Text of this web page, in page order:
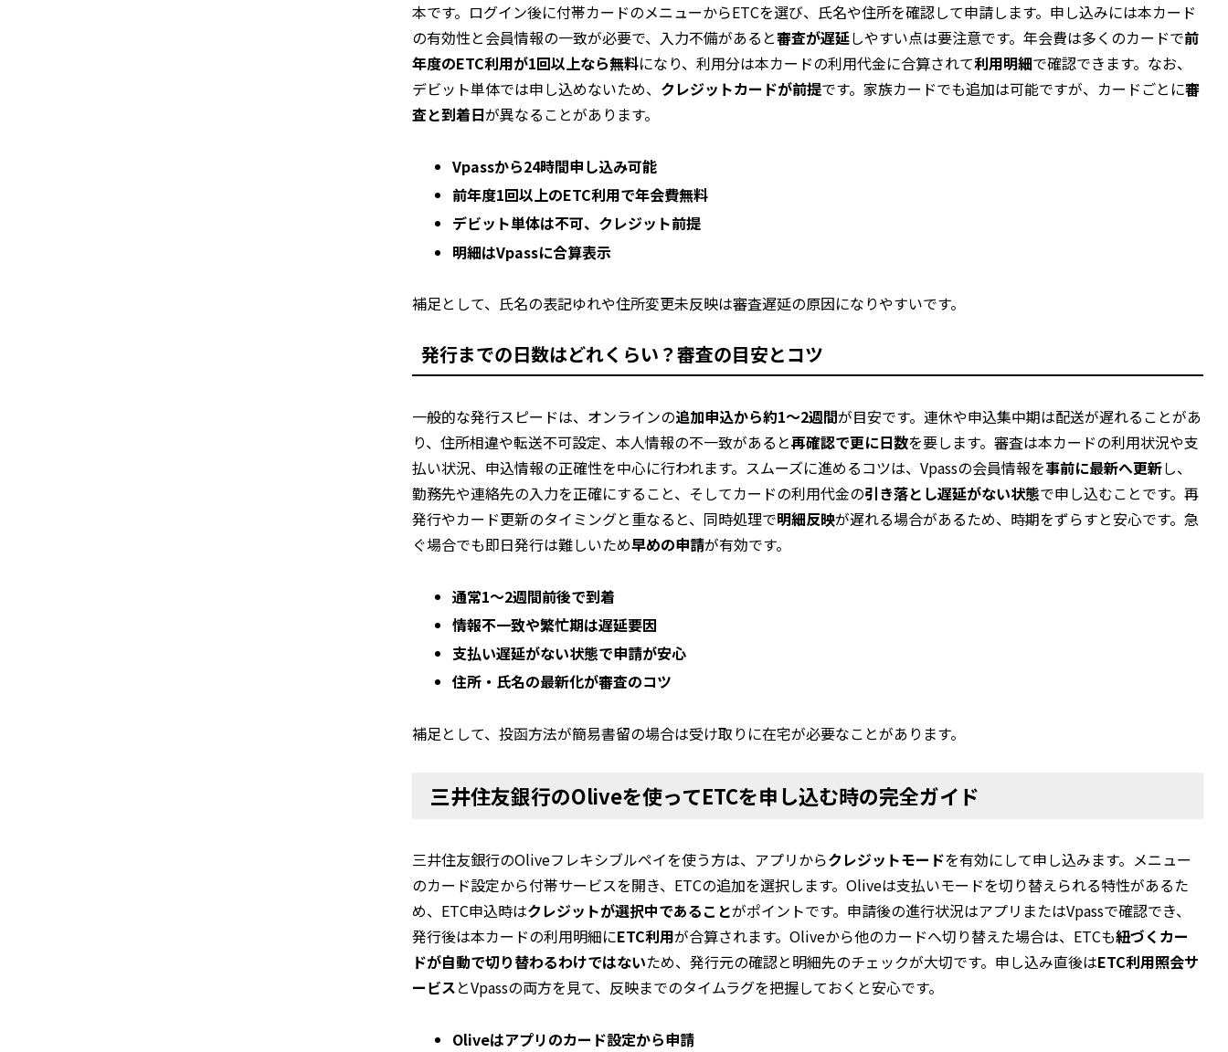
本です。ログイン後に付帯カードのメニューからETCを選び、氏名や住所を確認して申請します。申し込みには本カード
の有効性と会員情報の一致が必要で、入力不備があると審査が遅延しやすい点は要注意です。年会費は多くのカードで前
年度のETC利用が1回以上なら無料になり、利用分は本カードの利用代金に合算されて利用明細で確認できます。なお、
デビット単体では申し込めないため、 クレジットカードが前提です。家族カードでも追加は可能ですが、カードごとに審
査と到着日が異なることがあります。
Vpassから24時間申し込み可能
前年度1回以上のETC利用で年会費無料
デビット単体は不可、クレジット前提
明細はVpassに合算表示
補足として、氏名の表記ゆれや住所変更未反映は審査遅延の原因になりやすいです。
発行までの日数はどれくらい？審査の目安とコツ
一般的な発行スピードは、オンラインの追加申込から約1～2週間が目安です。連休や申込集中期は配送が遅れることがあ
り、住所相違や転送不可設定、本人情報の不一致があると再確認で更に日数を要します。審査は本カードの利用状況や支
払い状況、申込情報の正確性を中心に行われます。スムーズに進めるコツは、Vpassの会員情報を事前に最新へ更新し、
勤務先や連絡先の入力を正確にすること、そしてカードの利用代金の引き落とし遅延がない状態で申し込むことです。再
発行やカード更新のタイミングと重なると、同時処理で明細反映が遅れる場合があるため、時期をずらすと安心です。急
ぐ場合でも即日発行は難しいため早めの申請が有効です。
通常1～2週間前後で到着
情報不一致や繁忙期は遅延要因
支払い遅延がない状態で申請が安心
住所・氏名の最新化が審査のコツ
補足として、投函方法が簡易書留の場合は受け取りに在宅が必要なことがあります。
三井住友銀行のOliveを使ってETCを申し込む時の完全ガイド
三井住友銀行のOliveフレキシブルペイを使う方は、アプリからクレジットモードを有効にして申し込みます。メニュー
のカード設定から付帯サービスを開き、ETCの追加を選択します。Oliveは支払いモードを切り替えられる特性があるた
め、ETC申込時はクレジットが選択中であることがポイントです。申請後の進行状況はアプリまたはVpassで確認でき、
発行後は本カードの利用明細にETC利用が合算されます。Oliveから他のカードへ切り替えた場合は、ETCも紐づくカー
ドが自動で切り替わるわけではないため、発行元の確認と明細先のチェックが大切です。申し込み直後はETC利用照会サ
ービスとVpassの両方を見て、反映までのタイムラグを把握しておくと安心です。
Oliveはアプリのカード設定から申請